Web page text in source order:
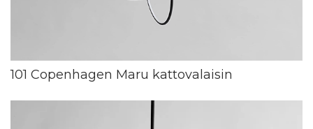
101 Copenhagen Maru kattovalaisin